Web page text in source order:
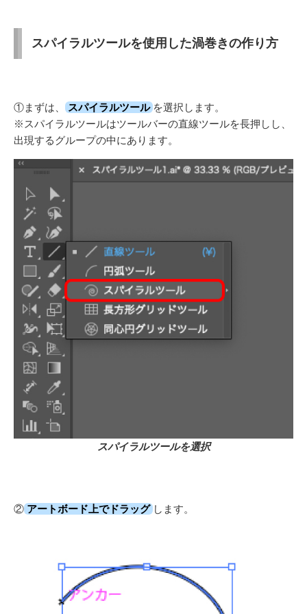
スパイラルツールを使用した渦巻きの作り方
①まずは、 スパイラルツール を選択します。
※スパイラルツールはツールバーの直線ツールを長押しし、
出現するグループの中にあります。
スパイラルツールを選択
② アートボード上でドラッグ します。